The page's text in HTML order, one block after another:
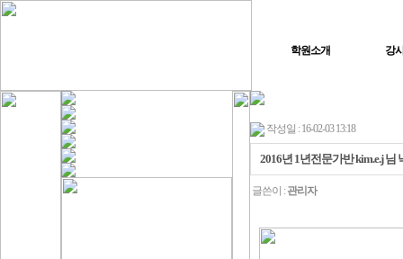
학원소개 강
작성일 : 16-02-03 13:18
2016년 1년전문가반 kim.e.j 님
글쓴이 : 관리자